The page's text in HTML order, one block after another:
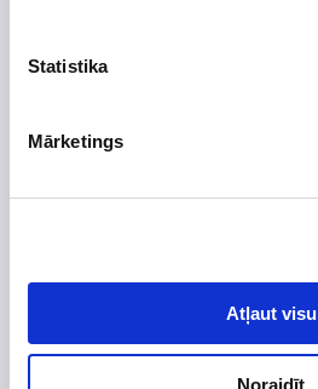
Statistika
Mārketings
Atļaut visu
Noraidīt
-15%